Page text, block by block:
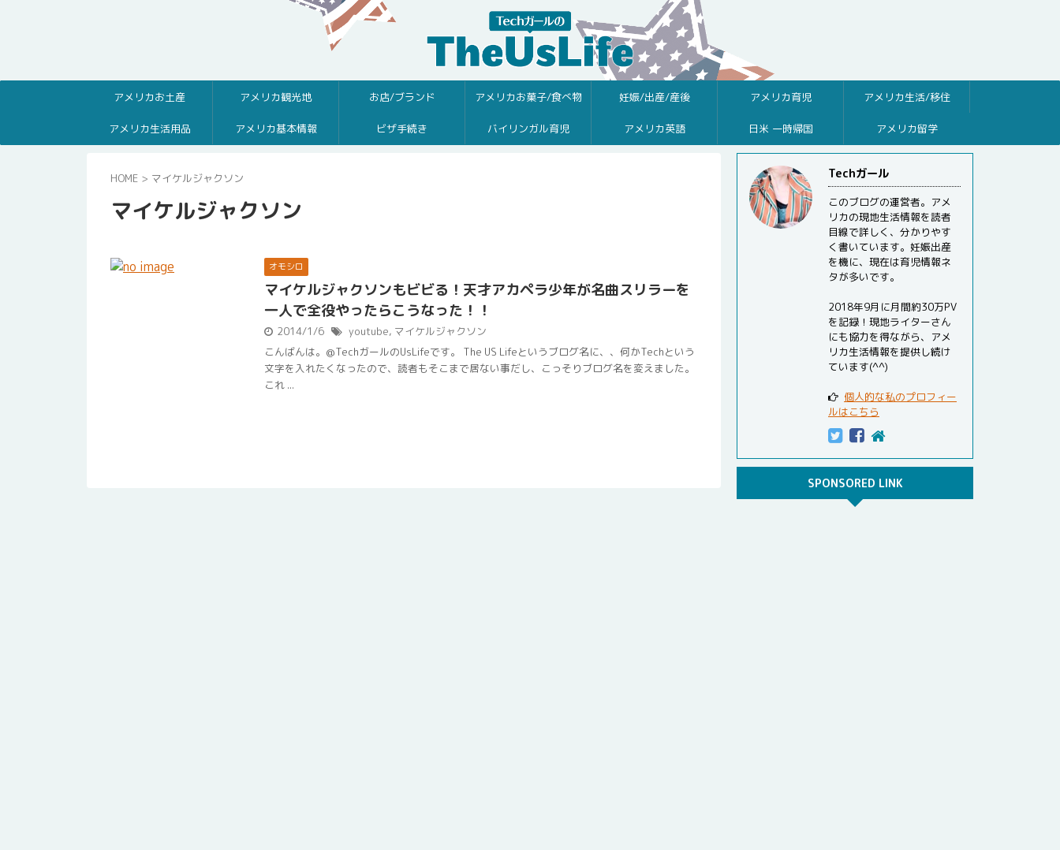
アメリカお土産 アメリカ観光地 お店/ブランド アメリカお菓子/食べ物 妊娠/出産/産後 アメリカ育児 アメリカ生活/移住
アメリカ生活用品 アメリカ基本情報 ビザ手続き バイリンガル育児 アメリカ英語 日米 一時帰国 アメリカ留学
HOME > マイケルジャクソン
マイケルジャクソン
オモシロ
マイケルジャクソンもビビる！天才アカペラ少年が名曲スリラーを
一人で全役やったらこうなった！！
2014/1/6 youtube, マイケルジャクソン
こんばんは。@TechガールのUsLifeです。 The US Lifeというブログ名に、、何かTechという
文字を入れたくなったので、読者もそこまで居ない事だし、こっそりブログ名を変えました。
これ ...
Techガール
このブログの運営者。アメ
リカの現地生活情報を読者
目線で詳しく、分かりやす
く書いています。妊娠出産
を機に、現在は育児情報ネ
タが多いです。
2018年9月に月間約30万PV
を記録！現地ライターさん
にも協力を得ながら、アメ
リカ生活情報を提供し続け
ています(^^)
個人的な私のプロフィー
ルはこちら
SPONSORED LINK